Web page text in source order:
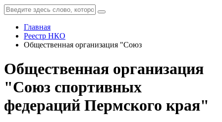
Главная
Реестр НКО
Общественная организация "Союз
Общественная организация
"Союз спортивных
федераций Пермского края"